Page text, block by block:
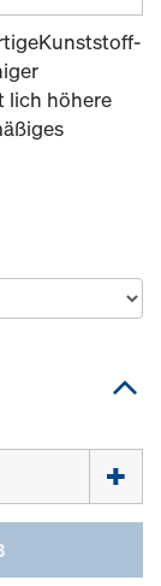
lich höhere